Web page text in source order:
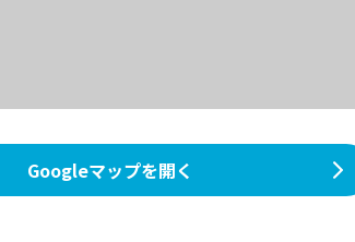
Googleマップを開く